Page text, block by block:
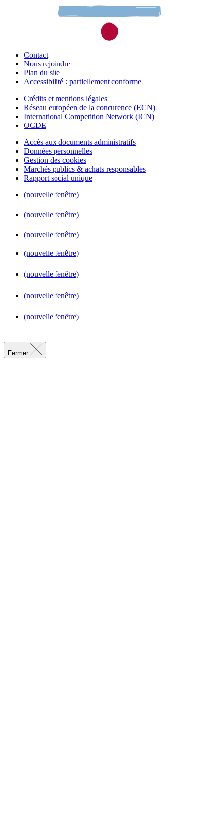
Contact
Nous rejoindre
Plan du site
Accessibilité : partiellement conforme
Crédits et mentions légales
Réseau européen de la concurence (ECN)
International Competition Network (ICN)
OCDE
Accès aux documents administratifs
Données personnelles
Gestion des cookies
Marchés publics & achats responsables
Rapport social unique
(nouvelle fenêtre)
(nouvelle fenêtre)
(nouvelle fenêtre)
(nouvelle fenêtre)
(nouvelle fenêtre)
(nouvelle fenêtre)
(nouvelle fenêtre)
Fermer